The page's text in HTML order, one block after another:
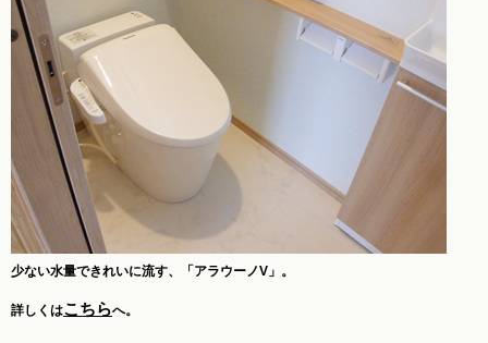
少ない水量できれいに流す、「アラウーノV」。
詳しくはこちらへ。